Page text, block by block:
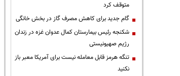
متوقف کرد
گام جدید برای کاهش مصرف گاز در بخش خانگی
شکنجه رئیس بیمارستان کمال عدوان غزه در زندان
رژیم صهیونیستی
تنگه هرمز قابل معامله نیست برای آمریکا معبر باز
نکنید